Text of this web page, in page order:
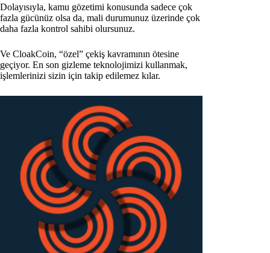
Dolayısıyla, kamu gözetimi konusunda sadece çok
fazla gücünüz olsa da, mali durumunuz üzerinde çok
daha fazla kontrol sahibi olursunuz.
Ve CloakCoin, “özel” çekiş kavramının ötesine
geçiyor. En son gizleme teknolojimizi kullanmak,
işlemlerinizi sizin için takip edilemez kılar.